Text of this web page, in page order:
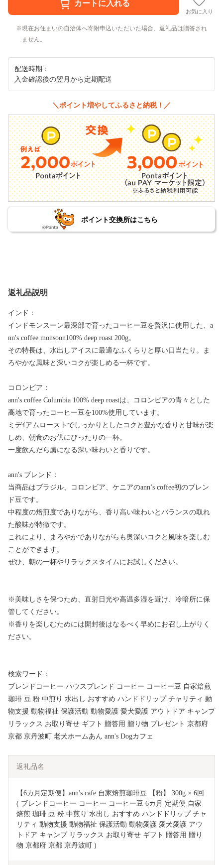
お気に入り
現在お住まいの自治体へ寄附申込いただいた場合、返礼品は贈答され
ません。
配送時期：
入金確認後の翌月から定期配送
＼ポイント増やしてふるさと納税！／
ポイント交換所はこちら
返礼品説明
インド：
インドモンスーン最深部で育ったコーヒー豆を贅沢に使用した、a
nn's coffee monsoon100% deep roast 200g。
その特長は、水出しアイスに最適なふくらりと厚い口当たり。ま
ろやかな風味と深いコクが楽しめる一杯です。
コロンビア：
ann's coffee Columbia 100% deep roastは、コロンビアの青々とした
高地で育ったコーヒー豆を100%使用しています。
ミデｲアムローストでしっかりとしたコクと豊かな香りと甘味が楽
しめ、朝食のお供にぴったりの一杯。
一度飲んだら虜になる深い味わいと香りです。
ann's ブレンド：
当商品はブラジル、コロンビア、ケニアのann’s coffee初のブレン
ド豆です。
中程度の焙煎度でありながら、香り高い味わいとバランスの取れ
た酸味が特徴です。
これにより、まろやかでありながらも奥深いコクと風味を楽しむ
ことができます。
ぜひ、朝の一杯やリラックスタイムにお試しください。
※美味しさを保つため、直射日光や高温多湿を避け、冷暗所に保
管してください。
※香りを楽しむためには開封後はなるべく早めにお召し上がりく
ださい。
検索ワード：
ブレンドコーヒー ハウスブレンド コーヒー コーヒー豆 自家焙煎
珈琲 豆 粉 中煎り 水出し おすすめ ハンドドリップ チャリティ 動
物支援 動物福祉 保護活動 動物愛護 愛犬愛護 アウトドア キャンプ
リラックス お取り寄せ ギフト 贈答用 贈り物 プレゼント 京都府
京都 京丹波町 老犬ホームあん ann's Dogカフェ
返礼品名
【6カ月定期便】ann's cafe 自家焙煎珈琲豆 【粉】 300g × 6回
( ブレンドコーヒー コーヒー コーヒー豆 6カ月 定期便 自家
焙煎 珈琲 豆 粉 中煎り 水出し おすすめ ハンドドリップ チャ
リティ 動物支援 動物福祉 保護活動 動物愛護 愛犬愛護 アウ
トドア キャンプ リラックス お取り寄せ ギフト 贈答用 贈り
物 京都府 京都 京丹波町 )